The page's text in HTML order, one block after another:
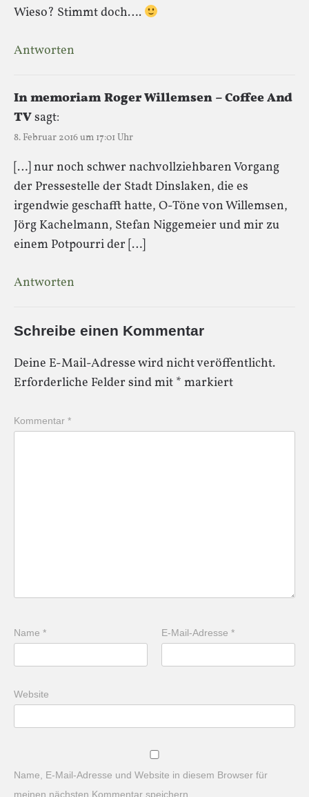
Wieso? Stimmt doch….
Antworten
In memoriam Roger Willemsen – Coffee And
TVsagt:
8. Februar 2016 um 17:01 Uhr
[…] nur noch schwer nachvollziehbaren Vorgang
der Pressestelle der Stadt Dinslaken, die es
irgendwie geschafft hatte, O-Töne von Willemsen,
Jörg Kachelmann, Stefan Niggemeier und mir zu
einem Potpourri der […]
Antworten
Schreibe einen Kommentar
Deine E-Mail-Adresse wird nicht veröffentlicht.
Erforderliche Felder sind mit * markiert
Kommentar *
Name * E-Mail-Adresse*
Website
Name, E-Mail-Adresse und Website in diesem Browser für
meinen nächsten Kommentar speichern.